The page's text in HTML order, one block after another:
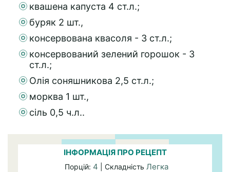
квашена капуста 4 ст.л.;
буряк 2 шт.,
консервована квасоля - 3 ст.л.;
консервований зелений горошок - 3
ст.л.;
Олія соняшникова 2,5 ст.л.;
морква 1 шт.,
сіль 0,5 ч.л..
ІНФОРМАЦІЯ ПРО РЕЦЕПТ
Порцій: 4 | Складність Легка